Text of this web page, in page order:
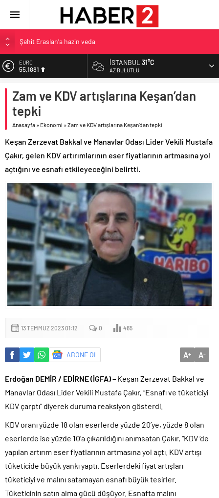
Şehit Eraslan’a hazin veda
Toprak Razgatlıoğlu Çekya’da ikinci oldu
Malatya’da Bakırcılar Çarşısı’na ilk kazma
İzmit Belediyesi’nden Tepeköy’de asfalt mesaisi
EURO
55,1881
6.660,55
BİST
13.779,39
47,7111
İSTANBUL31°C
AZ BULUTLU
Zam ve KDV artışlarına Keşan’dan
tepki
Anasayfa » Ekonomi »Zam ve KDV artışlarına Keşan’dan tepki
Keşan Zerzevat Bakkal ve Manavlar Odası Lider Vekili Mustafa
Çakır, gelen KDV artırımlarının eser fiyatlarının artmasına yol
açtığını ve esnafı etkileyeceğini belirtti.
13 TEMMUZ 2023 01:12 0 465
ABONE OL A+ A-
Erdoğan DEMİR / EDİRNE (İGFA) – Keşan Zerzevat Bakkal ve
Manavlar Odası Lider Vekili Mustafa Çakır, “Esnafı ve tüketiciyi
KDV çarptı” diyerek duruma reaksiyon gösterdi.
KDV oranı yüzde 18 olan eserlerde yüzde 20’ye, yüzde 8 olan
eserlerde ise yüzde 10’a çıkarıldığını anımsatan Çakır, “KDV ‘de
yapılan artırım eser fiyatlarının artmasına yol açtı. KDV artışı
tüketicide büyük yankı yaptı. Eserlerdeki fiyat artışları
tüketiciyi ve malını satamayan esnafı büyük tesirler.
Tüketicinin satın alma gücü düşüyor. Esnafta malını